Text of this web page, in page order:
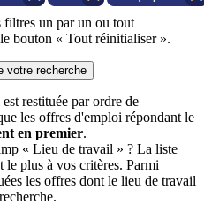
filtres un par un ou tout
bouton « Tout réinitialiser ».
votre recherche
restituée par ordre de
les offres d'emploi répondant le
en premier.
« Lieu de travail » ? La liste
le plus à vos critères. Parmi
les offres dont le lieu de travail